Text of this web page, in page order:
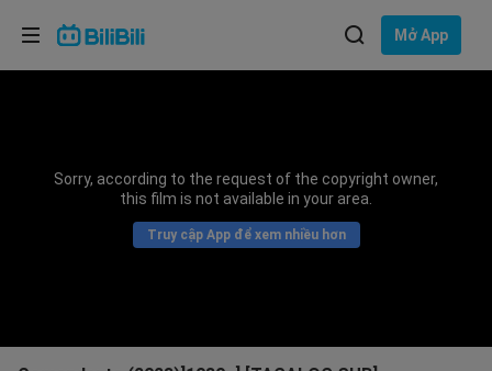
Mở App
Sorry, according to the request of the copyright owner,
this film is not available in your area.
Truy cập App để xem nhiều hơn
Lựa chọn ngôn ngữ
Bahasa Indonesia